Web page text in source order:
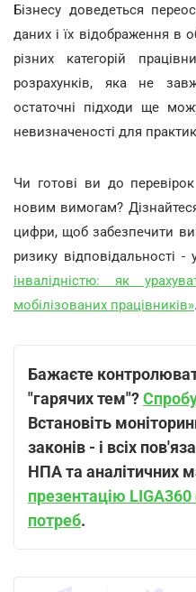
Бізнесу доведеться
даних і їх відображення в
різних категорій
розрахунків, яка не
остаточні підходи ще
невизначеності для
Чи готові ви до
новим вимогам?
цифри, щоб забезпечити
ризику відповідальності -
інвалідністю: як
мобілізованих працівників».
Бажаєте
"гарячих тем"?
Встановіть
законів - і всіх
НПА та аналітичних
презентацію
потреб.